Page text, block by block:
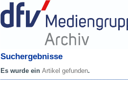
Suchergebnisse
Es wurde ein Artikel gefunden.